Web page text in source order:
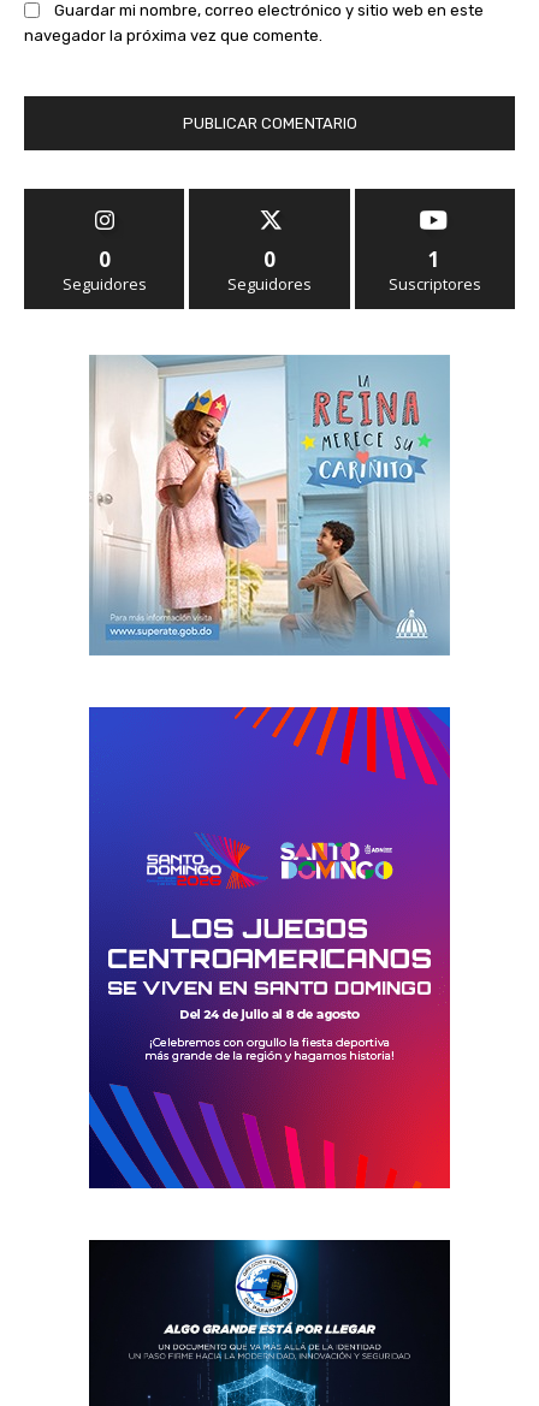
Guardar mi nombre, correo electrónico y sitio web en este
navegador la próxima vez que comente.
0
Seguidores
0
Seguidores
1
Suscriptores